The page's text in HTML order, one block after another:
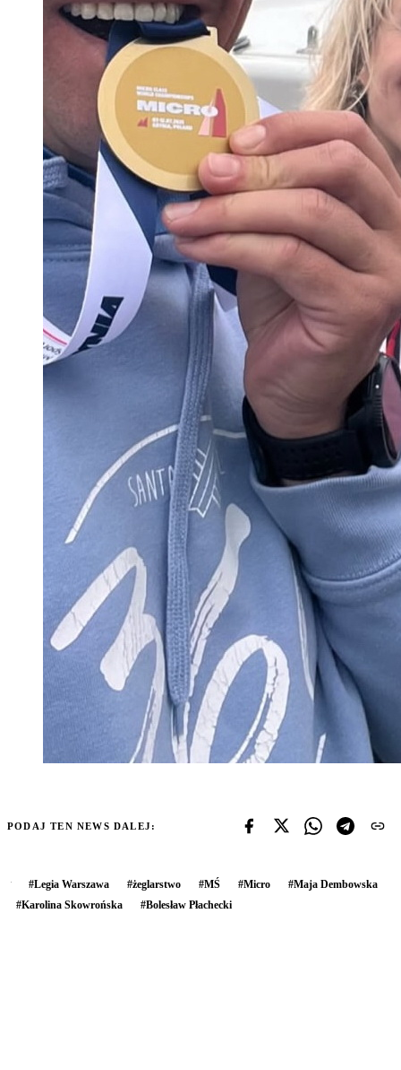
PODAJ TEN NEWS DALEJ:
#Legia Warszawa #żeglarstwo #MŚ #Micro #Maja Dembowska
#Karolina Skowrońska #Bolesław Płachecki